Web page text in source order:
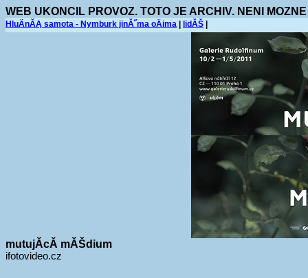
WEB UKONCIL PROVOZ. TOTO JE ARCHIV. NENI
HluÄnĂĄ samota - Nymburk jinĂ˝ma oÄima lidĂŠ
mutujĂ­cĂ­ mĂŠdium
ifotovideo.cz